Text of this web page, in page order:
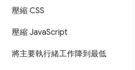
壓縮 CSS
壓縮 JavaScript
將主要執行緒工作降到最低